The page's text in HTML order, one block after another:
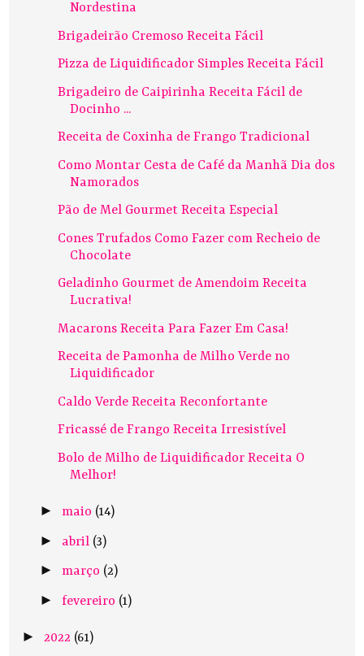
Nordestina
Brigadeirão Cremoso Receita Fácil
Pizza de Liquidificador Simples Receita Fácil
Brigadeiro de Caipirinha Receita Fácil de
Docinho ...
Receita de Coxinha de Frango Tradicional
Como Montar Cesta de Café da Manhã Dia dos
Namorados
Pão de Mel Gourmet Receita Especial
Cones Trufados Como Fazer com Recheio de
Chocolate
Geladinho Gourmet de Amendoim Receita
Lucrativa!
Macarons Receita Para Fazer Em Casa!
Receita de Pamonha de Milho Verde no
Liquidificador
Caldo Verde Receita Reconfortante
Fricassé de Frango Receita Irresistível
Bolo de Milho de Liquidificador Receita O
Melhor!
► maio (14)
► abril (3)
► março (2)
► fevereiro (1)
►2022 (61)